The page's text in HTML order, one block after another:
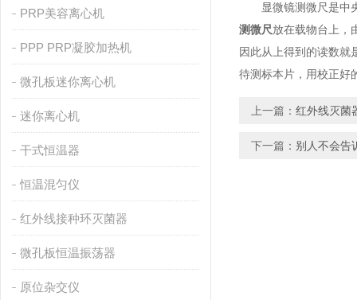
PRP美容离心机
PPP PRP凝胶加热机
微孔板迷你离心机
迷你离心机
干式恒温器
恒温混匀仪
红外线接种环灭菌器
微孔板恒温振荡器
原位杂交仪
显微镜测微尺是中央
测微尺放在载物台上，
因此从上得到的读数就
待测标本片，用校正好
上一篇： 红外线灭菌
下一篇： 别人不会告